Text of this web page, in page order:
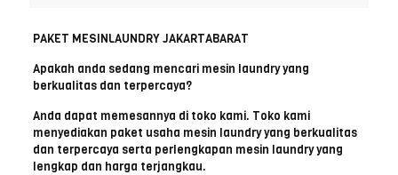
PAKET MESINLAUNDRY JAKARTABARAT
Apakah anda sedang mencari mesin laundry yang
berkualitas dan terpercaya?
Anda dapat memesannya di toko kami. Toko kami
menyediakan paket usaha mesin laundry yang berkualitas
dan terpercaya serta perlengkapan mesin laundry yang
lengkap dan harga terjangkau.